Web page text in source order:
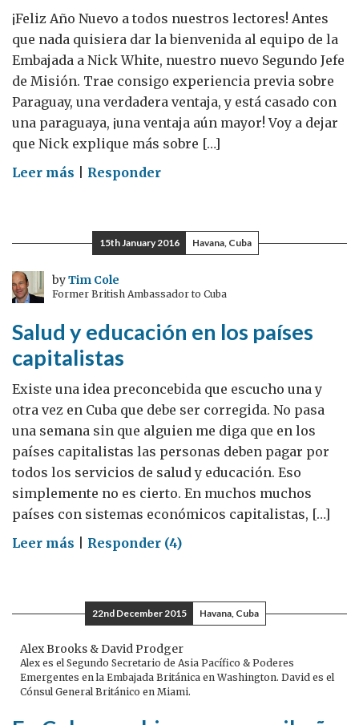
¡Feliz Año Nuevo a todos nuestros lectores! Antes
que nada quisiera dar la bienvenida al equipo de la
Embajada a Nick White, nuestro nuevo Segundo Jefe
de Misión. Trae consigo experiencia previa sobre
Paraguay, una verdadera ventaja, y está casado con
una paraguaya, ¡una ventaja aún mayor! Voy a dejar
que Nick explique más sobre […]
Leer más on
para
2016
Responder
15th January 2016 Havana, Cuba
byTim Cole
Former British Ambassador to Cuba
Salud y educación en los países
capitalistas
Existe una idea preconcebida que escucho una y
otra vez en Cuba que debe ser corregida. No pasa
una semana sin que alguien me diga que en los
países capitalistas las personas deben pagar por
todos los servicios de salud y educación. Eso
simplemente no es cierto. En muchos muchos
países con sistemas económicos capitalistas, […]
Leer más on
educación
en
los
países
capitalistas
Responder (4)
22nd December 2015 Havana, Cuba
Alex Brooks & David Prodger
Alex es el Segundo Secretario de Asia Pacífico & Poderes
Emergentes en la Embajada Británica en Washington. David es el
Cónsul General Británico en Miami.